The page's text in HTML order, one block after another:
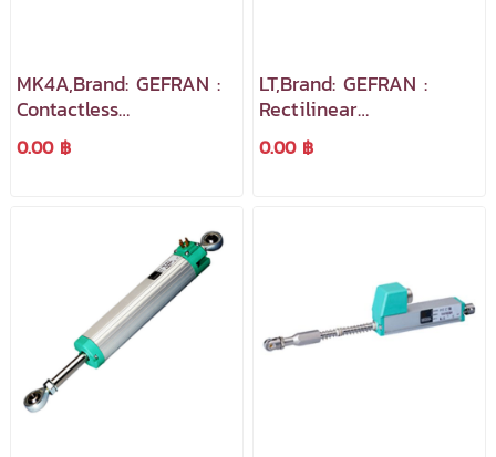
MK4A,Brand: GEFRAN :
Contactless
Magnetostrictive Linear
Position Transducer
0.00 ฿
LT,Brand: GEFRAN :
Rectilinear
Displacement
Transducer สำหรับใช้งาน
0.00 ฿